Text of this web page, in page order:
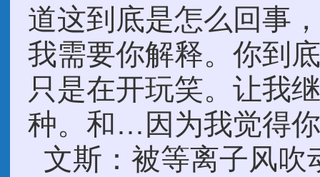
道这到底是怎么回事
我需要你解释。你到
只是在开玩笑。让我
种。和…因为我觉得
文斯：被等离子风吹